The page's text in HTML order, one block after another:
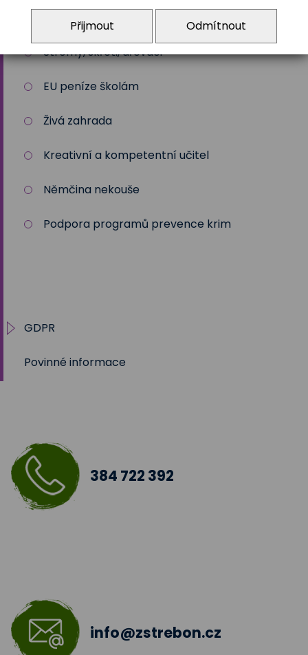
Zdravé město Třeboň a ZŠ
Stromy, skřeti, dřeváci
EU peníze školám
Živá zahrada
Kreativní a kompetentní učitel
Němčina nekouše
Podpora programů prevence krim
GDPR
Práva subjektu
Povinné informace
384 722 392
info@zstrebon.cz
Přijmout Odmítnout